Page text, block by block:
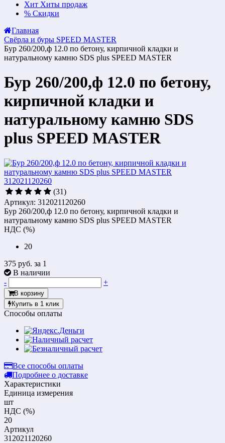
Хит Хиты продаж
% Скидки
Главная
Свёрла и буры SPEED MASTER
Бур 260/200,ф 12.0 по бетону, кирпичной кладки и
натуральному камню SDS plus SPEED MASTER
Бур 260/200,ф 12.0 по бетону,
кирпичной кладки и
натуральному камню SDS
plus SPEED MASTER
(31)
Артикул: 312021120260
Бур 260/200,ф 12.0 по бетону, кирпичной кладки и
натуральному камню SDS plus SPEED MASTER
НДС (%)
20
375 руб. за 1
В наличии
-
+
В корзину
Купить в 1 клик
Способы оплаты
Все способы оплаты
Подробнее о доставке
Характеристики
Единица измерения
шт
НДС (%)
20
Артикул
312021120260